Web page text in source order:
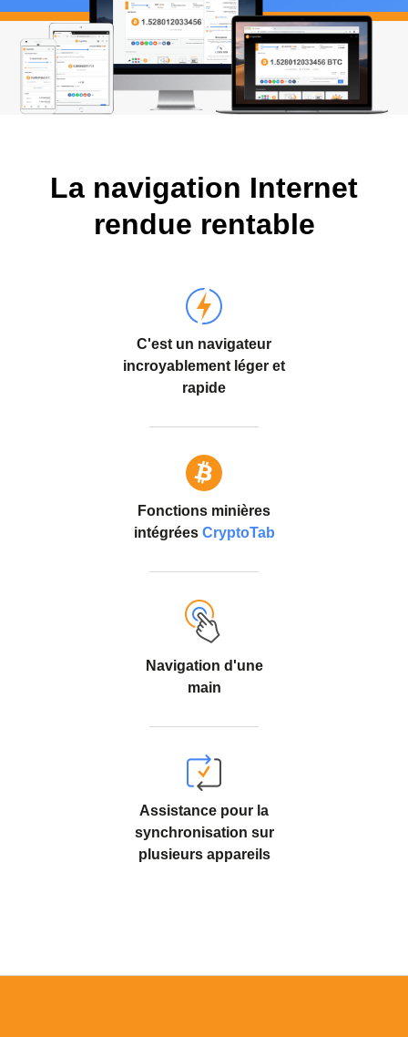
La navigation Internet
rendue rentable
C'est un navigateur
incroyablement léger et
rapide
Fonctions minières
intégrées CryptoTab
Navigation d'une
main
Assistance pour la
synchronisation sur
plusieurs appareils